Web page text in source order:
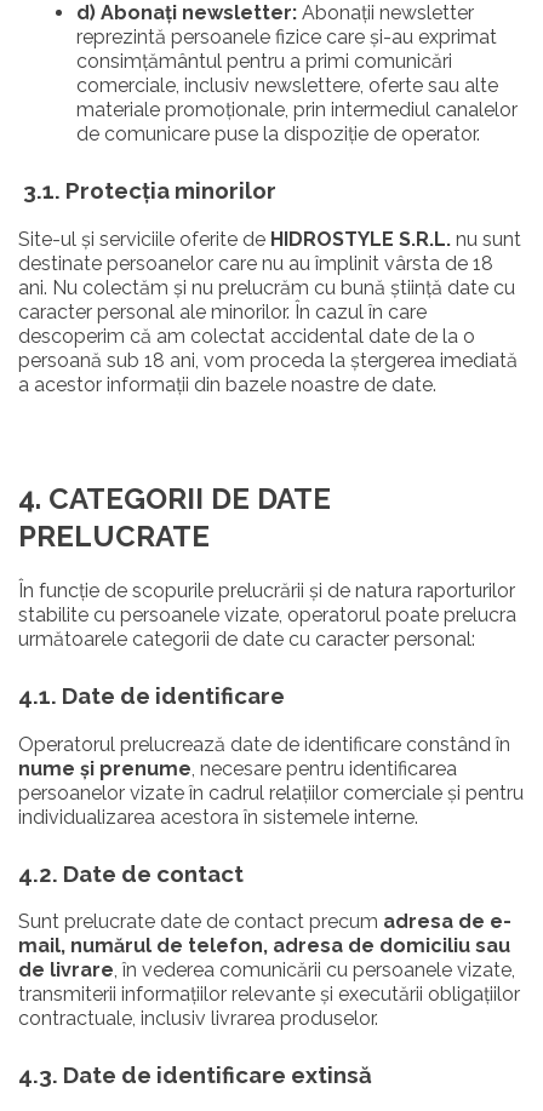
d) Abonați newsletter: Abonaţii newsletter
reprezintă persoanele fizice care și-au exprimat
consimțământul pentru a primi comunicări
comerciale, inclusiv newslettere, oferte sau alte
materiale promoționale, prin intermediul canalelor
de comunicare puse la dispoziție de operator.
3.1. Protecția minorilor
Site-ul și serviciile oferite de HIDROSTYLE S.R.L. nu sunt
destinate persoanelor care nu au împlinit vârsta de 18
ani. Nu colectăm și nu prelucrăm cu bună știință date cu
caracter personal ale minorilor. În cazul în care
descoperim că am colectat accidental date de la o
persoană sub 18 ani, vom proceda la ștergerea imediată
a acestor informații din bazele noastre de date.
4. CATEGORII DE DATE
PRELUCRATE
În funcție de scopurile prelucrării și de natura raporturilor
stabilite cu persoanele vizate, operatorul poate prelucra
următoarele categorii de date cu caracter personal:
4.1. Date de identificare
Operatorul prelucrează date de identificare constând în
nume și prenume , necesare pentru identificarea
persoanelor vizate în cadrul relațiilor comerciale și pentru
individualizarea acestora în sistemele interne.
4.2. Date de contact
Sunt prelucrate date de contact precum adresa de e-
mail, numărul de telefon, adresa de domiciliu sau
de livrare, în vederea comunicării cu persoanele vizate,
transmiterii informațiilor relevante și executării obligațiilor
contractuale, inclusiv livrarea produselor.
4.3. Date de identificare extinsă